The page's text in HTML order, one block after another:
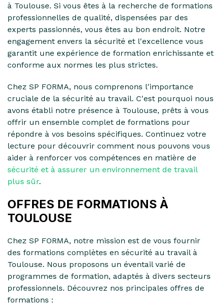
à Toulouse. Si vous êtes à la recherche de formations
professionnelles de qualité, dispensées par des
experts passionnés, vous êtes au bon endroit. Notre
engagement envers la sécurité et l'excellence vous
garantit une expérience de formation enrichissante et
conforme aux normes les plus strictes.
Chez SP FORMA, nous comprenons l'importance
cruciale de la sécurité au travail. C'est pourquoi nous
avons établi notre présence à Toulouse, prêts à vous
offrir un ensemble complet de formations pour
répondre à vos besoins spécifiques. Continuez votre
lecture pour découvrir comment nous pouvons vous
aider à renforcer vos compétences en matière de
sécurité et à assurer un environnement de travail
plus sûr.
OFFRES DE FORMATIONS À
TOULOUSE
Chez SP FORMA, notre mission est de vous fournir
des formations complètes en sécurité au travail à
Toulouse. Nous proposons un éventail varié de
programmes de formation, adaptés à divers secteurs
professionnels. Découvrez nos principales offres de
formations :